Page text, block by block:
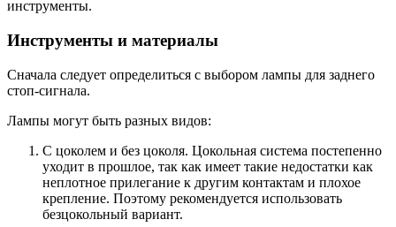
инструменты.
Инструменты и материалы
Сначала следует определиться с выбором лампы для заднего
стоп-сигнала.
Лампы могут быть разных видов:
С цоколем и без цоколя. Цокольная система постепенно
уходит в прошлое, так как имеет такие недостатки как
неплотное прилегание к другим контактам и плохое
крепление. Поэтому рекомендуется использовать
безцокольный вариант.